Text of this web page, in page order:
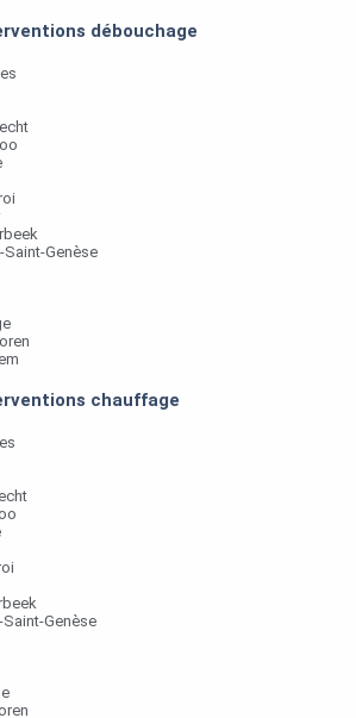
débouchage
Genèse
chauffage
Genèse